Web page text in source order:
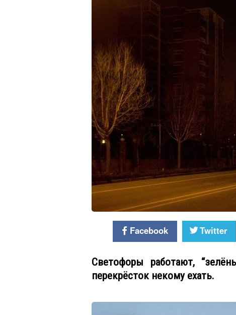
Facebook Twitter
Светофоры работают,
перекрёсток некому ехать.